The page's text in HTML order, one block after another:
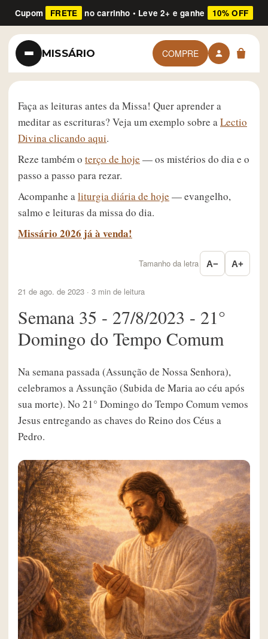
Cupom FRETE no carrinho • Leve 2+ e ganhe 10% OFF
MISSÁRIO COMPRE
Faça as leituras antes da Missa! Quer aprender a
meditar as escrituras? Veja um exemplo sobre aLectio
Divina clicando aqui.
Reze também o terço de hoje — os mistérios do dia e o
passo a passo para rezar.
Acompanhe aliturgia diária de hoje — evangelho,
salmo e leituras da missa do dia.
Missário 2026 já à venda!
Tamanho da letra A− A+
21 de ago. de 2023 · 3 min de leitura
Semana 35 - 27/8/2023 - 21°
Domingo do Tempo Comum
Na semana passada (Assunção de Nossa Senhora),
celebramos a Assunção (Subida de Maria ao céu após
sua morte). No 21° Domingo do Tempo Comum vemos
Jesus entregando as chaves do Reino dos Céus a
Pedro.